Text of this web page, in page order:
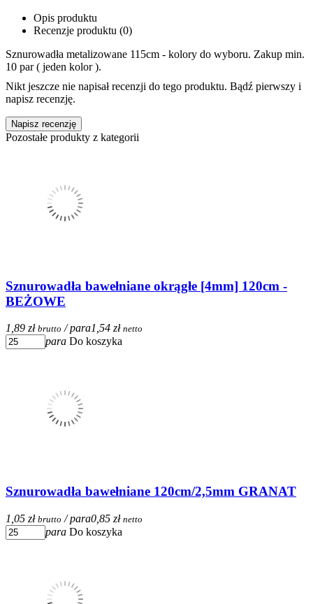
Opis produktu
Recenzje produktu (0)
Sznurowadła metalizowane 115cm - kolory do wyboru. Zakup min.
10 par ( jeden kolor ).
Nikt jeszcze nie napisał recenzji do tego produktu. Bądź pierwszy i
napisz recenzję.
Napisz recenzję
Pozostałe produkty z kategorii
Sznurowadła bawełniane okrągłe [4mm] 120cm -
BEŻOWE
1,89 zł brutto / para1,54 zł netto
para Do koszyka
Sznurowadła bawełniane 120cm/2,5mm GRANAT
1,05 zł brutto / para0,85 zł netto
para Do koszyka